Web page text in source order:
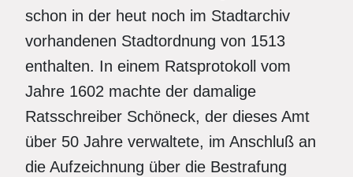
schon in der heut noch im Stadtarchiv
vorhandenen Stadtordnung von 1513
enthalten. In einem Ratsprotokoll vom
Jahre 1602 machte der damalige
Ratsschreiber Schöneck, der dieses Amt
über 50 Jahre verwaltete, im Anschluß an
die Aufzeichnung über die Bestrafung